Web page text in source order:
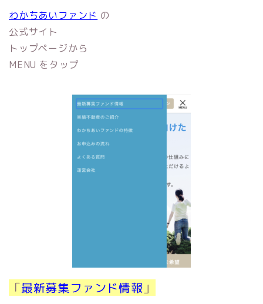
わかちあいファンド の
公式サイト
トップページから
MENU をタップ
「最新募集ファンド情報 」